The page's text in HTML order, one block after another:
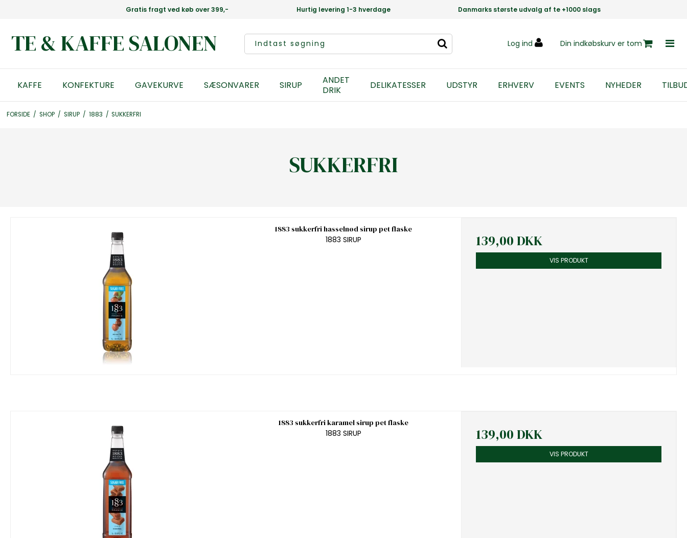
Gratis fragt ved køb over 399,- Hurtig levering 1-3 hverdage Danmarks største udvalg af te +1000 slags
TE & KAFFE SALONEN Log ind Din indkøbskurv er tom
KAFFE KONFEKTURE GAVEKURVE SÆSONVARER SIRUP
ANDET
DRIK
DELIKATESSER UDSTYR ERHVERV EVENTS NYHEDER
FORSIDE / SHOP / SIRUP / 1883 / SUKKERFRI
SUKKERFRI
1883 sukkerfri hasselnød sirup pet flaske
1883 SIRUP
139,00 DKK
VIS PRODUKT
1883 sukkerfri karamel sirup pet flaske
1883 SIRUP
139,00 DKK
VIS PRODUKT